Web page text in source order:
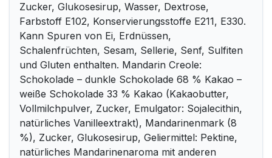
Zucker, Glukosesirup, Wasser, Dextrose,
Farbstoff E102, Konservierungsstoffe E211, E330.
Kann Spuren von Ei, Erdnüssen,
Schalenfrüchten, Sesam, Sellerie, Senf, Sulfiten
und Gluten enthalten. Mandarin Creole:
Schokolade – dunkle Schokolade 68 % Kakao –
weiße Schokolade 33 % Kakao (Kakaobutter,
Vollmilchpulver, Zucker, Emulgator: Sojalecithin,
natürliches Vanilleextrakt), Mandarinenmark (8
%), Zucker, Glukosesirup, Geliermittel: Pektine,
natürliches Mandarinenaroma mit anderen